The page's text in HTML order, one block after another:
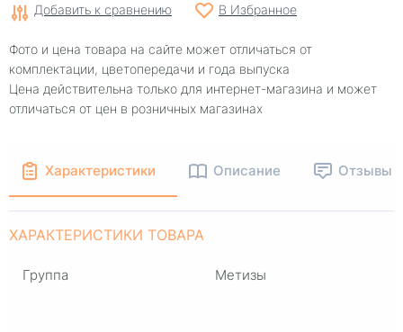
Добавить к сравнению В Избранное
Фото и цена товара на сайте может отличаться от
комплектации, цветопередачи и года выпуска
Цена действительна только для интернет-магазина и может
отличаться от цен в розничных магазинах
Характеристики Описание Отзывы
ХАРАКТЕРИСТИКИ ТОВАРА
Группа Метизы